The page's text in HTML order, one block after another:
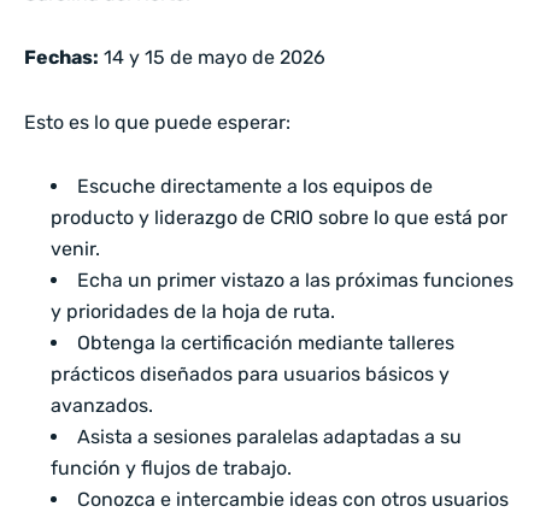
Fechas: 14 y 15 de mayo de 2026
Esto es lo que puede esperar:
Escuche directamente a los equipos de
producto y liderazgo de CRIO sobre lo que está por
venir.
Echa un primer vistazo a las próximas funciones
y prioridades de la hoja de ruta.
Obtenga la certificación mediante talleres
prácticos diseñados para usuarios básicos y
avanzados.
Asista a sesiones paralelas adaptadas a su
función y flujos de trabajo.
Conozca e intercambie ideas con otros usuarios